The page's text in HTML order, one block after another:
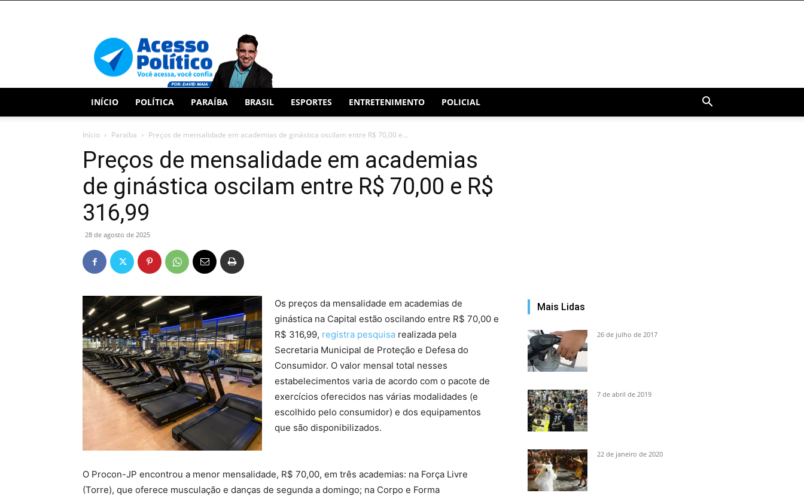
INÍCIO POLÍTICA PARAÍBA BRASIL ESPORTES ENTRETENIMENTO POLICIAL
Início Paraíba Preços de mensalidade em academias de ginástica oscilam entre R$ 70,00 e...
Preços de mensalidade em academias
de ginástica oscilam entre R$ 70,00 e R$
316,99
28 de agosto de 2025
Os preços da mensalidade em academias de
ginástica na Capital estão oscilando entre R$ 70,00 e
R$ 316,99, registra pesquisa realizada pela
Secretaria Municipal de Proteção e Defesa do
Consumidor. O valor mensal total nesses
estabelecimentos varia de acordo com o pacote de
exercícios oferecidos nas várias modalidades (e
escolhido pelo consumidor) e dos equipamentos
que são disponibilizados.
O Procon-JP encontrou a menor mensalidade, R$ 70,00, em três academias: na Força Livre
(Torre), que oferece musculação e danças de segunda a domingo; na Corpo e Forma
Mais Lidas
26 de julho de 2017
7 de abril de 2019
22 de janeiro de 2020